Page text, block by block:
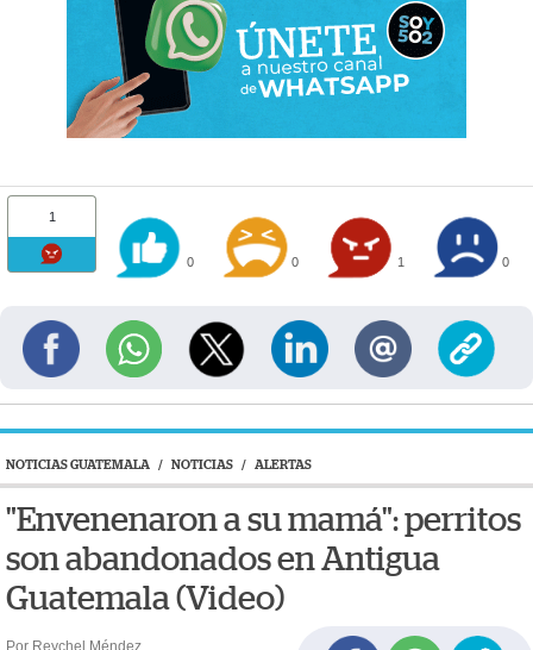
1
0 0 1 0
NOTICIAS GUATEMALA / NOTICIAS / ALERTAS
"Envenenaron a su mamá": perritos
son abandonados en Antigua
Guatemala (Video)
Por Reychel Méndez